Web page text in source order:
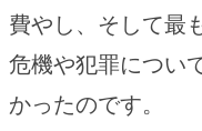
費やし、そして最
危機や犯罪につい
かったのです。